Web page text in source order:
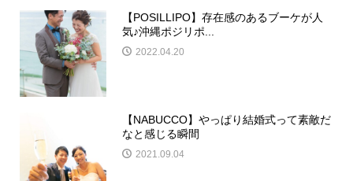
【POSILLIPO】存在感のあるブーケが人
気♪沖縄ポジリポ...
2022.04.20
【NABUCCO】やっぱり結婚式って素敵だ
なと感じる瞬間
2021.09.04